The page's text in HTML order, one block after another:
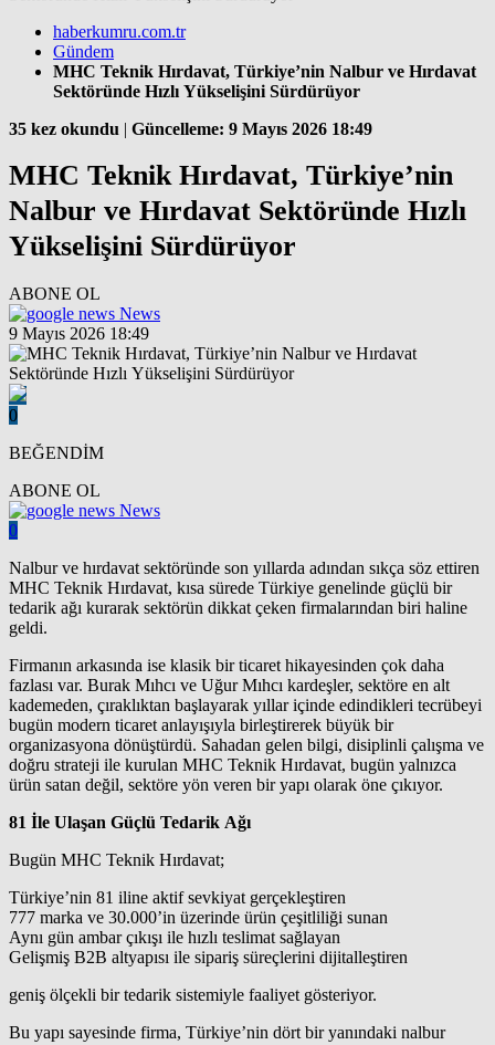
haberkumru.com.tr
Gündem
MHC Teknik Hırdavat, Türkiye’nin Nalbur ve Hırdavat
Sektöründe Hızlı Yükselişini Sürdürüyor
35 kez okundu | Güncelleme: 9 Mayıs 2026 18:49
MHC Teknik Hırdavat, Türkiye’nin
Nalbur ve Hırdavat Sektöründe Hızlı
Yükselişini Sürdürüyor
ABONE OL
News
9 Mayıs 2026 18:49
0
BEĞENDİM
ABONE OL
News
0
Nalbur ve hırdavat sektöründe son yıllarda adından sıkça söz ettiren
MHC Teknik Hırdavat, kısa sürede Türkiye genelinde güçlü bir
tedarik ağı kurarak sektörün dikkat çeken firmalarından biri haline
geldi.
Firmanın arkasında ise klasik bir ticaret hikayesinden çok daha
fazlası var. Burak Mıhcı ve Uğur Mıhcı kardeşler, sektöre en alt
kademeden, çıraklıktan başlayarak yıllar içinde edindikleri tecrübeyi
bugün modern ticaret anlayışıyla birleştirerek büyük bir
organizasyona dönüştürdü. Sahadan gelen bilgi, disiplinli çalışma ve
doğru strateji ile kurulan MHC Teknik Hırdavat, bugün yalnızca
ürün satan değil, sektöre yön veren bir yapı olarak öne çıkıyor.
81 İle Ulaşan Güçlü Tedarik Ağı
Bugün MHC Teknik Hırdavat;
Türkiye’nin 81 iline aktif sevkiyat gerçekleştiren
777 marka ve 30.000’in üzerinde ürün çeşitliliği sunan
Aynı gün ambar çıkışı ile hızlı teslimat sağlayan
Gelişmiş B2B altyapısı ile sipariş süreçlerini dijitalleştiren
geniş ölçekli bir tedarik sistemiyle faaliyet gösteriyor.
Bu yapı sayesinde firma, Türkiye’nin dört bir yanındaki nalbur